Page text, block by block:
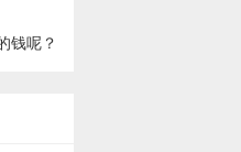
钱呢？